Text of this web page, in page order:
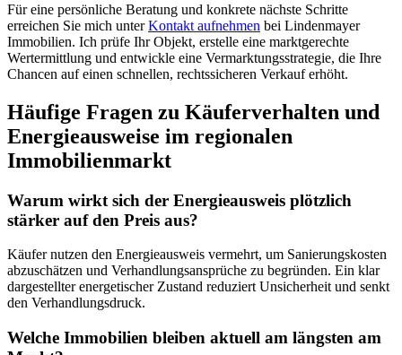
Für eine persönliche Beratung und konkrete nächste Schritte
erreichen Sie mich unterKontakt aufnehmen bei Lindenmayer
Immobilien. Ich prüfe Ihr Objekt, erstelle eine marktgerechte
Wertermittlung und entwickle eine Vermarktungsstrategie, die Ihre
Chancen auf einen schnellen, rechtssicheren Verkauf erhöht.
Häufige Fragen zu Käuferverhalten und
Energieausweise im regionalen
Immobilienmarkt
Warum wirkt sich der Energieausweis plötzlich
stärker auf den Preis aus?
Käufer nutzen den Energieausweis vermehrt, um Sanierungskosten
abzuschätzen und Verhandlungsansprüche zu begründen. Ein klar
dargestellter energetischer Zustand reduziert Unsicherheit und senkt
den Verhandlungsdruck.
Welche Immobilien bleiben aktuell am längsten am